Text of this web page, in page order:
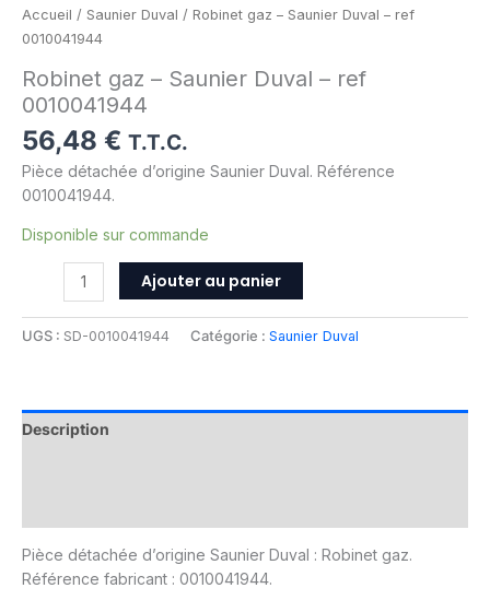
Accueil / Saunier Duval / Robinet gaz – Saunier Duval – ref
0010041944
Robinet gaz – Saunier Duval – ref
0010041944
56,48 € T.T.C.
Pièce détachée d’origine Saunier Duval. Référence
0010041944.
Disponible sur commande
Ajouter au panier
UGS : SD-0010041944 Catégorie : Saunier Duval
Description
Pièce détachée d’origine Saunier Duval : Robinet gaz.
Référence fabricant : 0010041944.